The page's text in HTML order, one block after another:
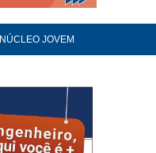
NÚCLEO JOVEM